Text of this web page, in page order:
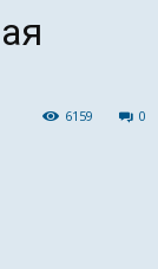
0
6159